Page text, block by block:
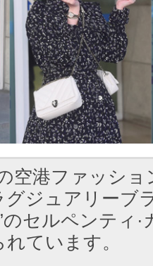
空港ファッシ
グジュアリーブ
のセルペンティ
ています。